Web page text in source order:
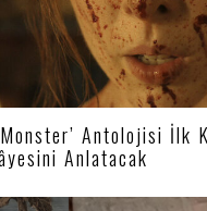
Antolojisi İlk
Anlatacak